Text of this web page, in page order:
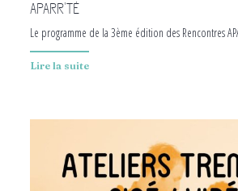
APARR'TÉ
Le programme de la 3ème édition des Rencontres
Lire la suite